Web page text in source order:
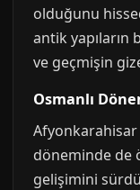
olduğunu
antik
ve geçmişin
Osmanlı
döneminde de
gelişimini